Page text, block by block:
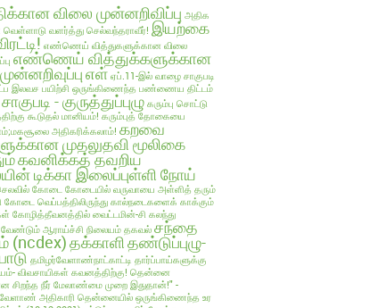
விலை முன்னறிவிப்பு அதிக
வெள்ளாடு வளர்த்து செல்வந்தராவீர்! இயற்கை
எண்ணெய் வித்துகளுக்கான விலை
எண்ணெய் வித்துக்களுக்கான
எள் ஏப்.11-இல் வாழை சாகுபடி
இலவச பயிற்சி ஒருங்கிணைந்த பண்ணைய திட்டம்
- குருத்துப்புழு கரும்பு சொட்டு
கூடுதல் மானியம்! கரும்புத் தோகையை
அதிகரிக்கலாம்! கறவை
முதலுதவி மூலிகை
கவனிக்கத் தவறிய
டிக்கா இலைப்புள்ளி நோய்
கோடை கோடையில் வருவாயை அள்ளித் தரும்
கோடை வெப்பத்திலிருந்து கால்நடைகளைக் காக்கும்
கோழித்தீவனத்தில் வைட்டமின்-சி கலந்து
ஆராய்ச்சி நிலையம் தகவல் சந்தை
(ncdex)தக்காளிதண்டுப்புழு-
தமிழர்வேளாண்நாட்காட்டி தார்ப்பாய்களுக்கு
விவசாயிகள் கவனத்திற்கு! தென்னை
சிறந்த நீர் மேலாண்மை முறை இதுதான்!" -
அதிகாரி தென்னையில் ஒருங்கிணைந்த உர